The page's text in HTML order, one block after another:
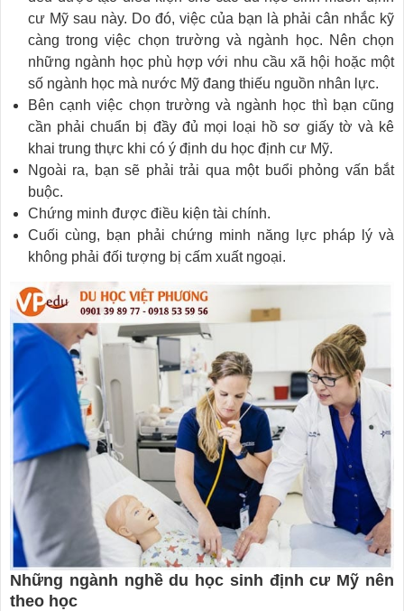
cư Mỹ sau này. Do đó, việc của bạn là phải cân nhắc kỹ
càng trong việc chọn trường và ngành học. Nên chọn
những ngành học phù hợp với nhu cầu xã hội hoặc một
số ngành học mà nước Mỹ đang thiếu nguồn nhân lực.
Bên cạnh việc chọn trường và ngành học thì bạn cũng
cần phải chuẩn bị đầy đủ mọi loại hồ sơ giấy tờ và kê
khai trung thực khi có ý định du học định cư Mỹ.
Ngoài ra, bạn sẽ phải trải qua một buổi phỏng vấn bắt
buộc.
Chứng minh được điều kiện tài chính.
Cuối cùng, bạn phải chứng minh năng lực pháp lý và
không phải đối tượng bị cấm xuất ngoại.
Những ngành nghề du học sinh định cư Mỹ nên
theo học